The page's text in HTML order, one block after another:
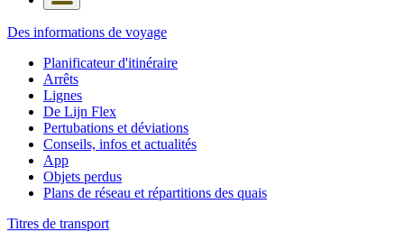
Des informations de voyage
Planificateur d'itinéraire
Arrêts
Lignes
De Lijn Flex
Pertubations et déviations
Conseils, infos et actualités
App
Objets perdus
Plans de réseau et répartitions des quais
Titres de transport